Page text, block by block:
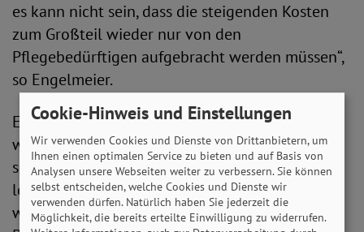
es kann nicht sein, dass die steigenden Kosten
zum Großteil wieder nur von den
Pflegebedürftigen aufgebracht werden müssen“,
so Engelmeier.
Ein Kostentreiber aus Sicht des SoVD sind
weiterhin die Investitionen. „Die Bundesländer
sind rechtlich zum Vorhalten einer
leistungsfähigen, ausreichenden und
wirtschaftlichen Versorgungsstruktur in der
Cookie-Hinweis und Einstellungen
Wir verwenden Cookies und Dienste von Drittanbietern, um
Ihnen einen optimalen Service zu bieten und auf Basis von
Analysen unsere Webseiten weiter zu verbessern. Sie können
selbst entscheiden, welche Cookies und Dienste wir
verwenden dürfen. Natürlich haben Sie jederzeit die
Möglichkeit, die bereits erteilte Einwilligung zu widerrufen.